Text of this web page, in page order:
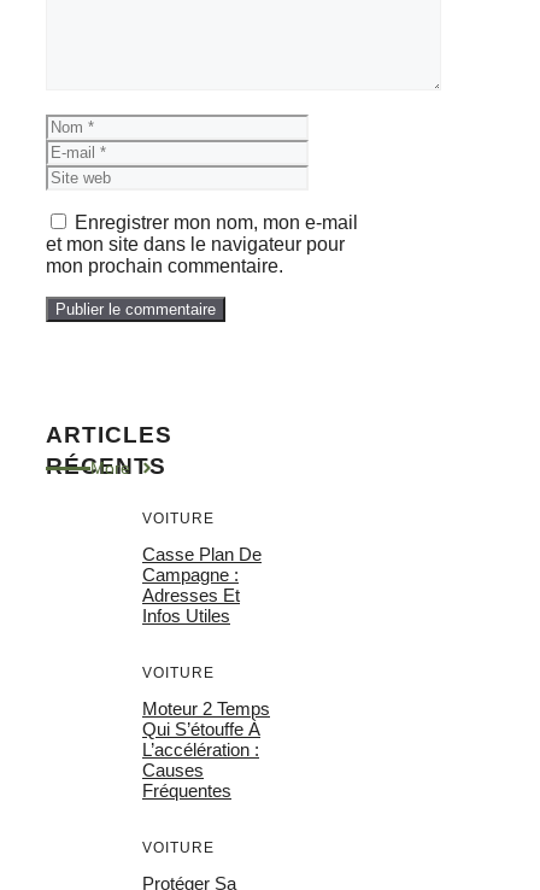
Nom
mail
web
Enregistrer mon nom, mon e-mail
et mon site dans le navigateur pour
mon prochain commentaire.
ARTICLES
RÉCENTS
More
VOITURE
Casse Plan De
Campagne :
Adresses Et
Infos Utiles
VOITURE
Moteur 2 Temps
Qui S’étouffe À
L’accélération :
Causes
Fréquentes
VOITURE
Protéger Sa